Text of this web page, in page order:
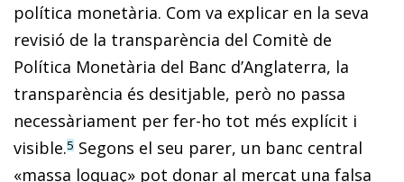
política monetària. Com va explicar en la seva
revisió de la transparència del Comitè de
Política Monetària del Banc d’Anglaterra, la
transparència és desitjable, però no passa
necessàriament per fer-ho tot més explícit i
visible.5 Segons el seu parer, un banc central
«massa loquaç» pot donar al mercat una falsa